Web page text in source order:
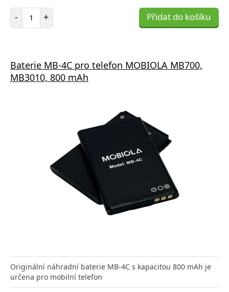
- Počet položek
+ Přidat do košíku
Baterie MB-4C pro telefon MOBIOLA MB700,
MB3010, 800 mAh
Originální náhradní baterie MB-4C s kapacitou 800 mAh je
určena pro mobilní telefon